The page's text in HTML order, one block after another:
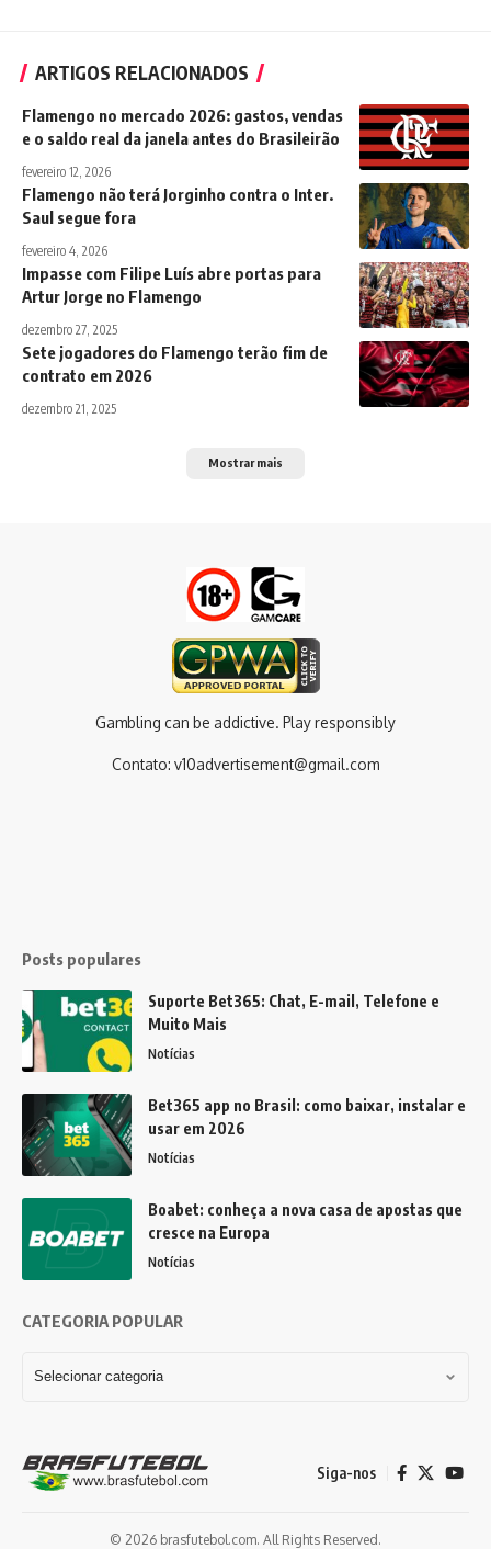
ARTIGOS RELACIONADOS
Flamengo no mercado 2026: gastos, vendas
e o saldo real da janela antes do Brasileirão
fevereiro 12, 2026
Flamengo não terá Jorginho contra o Inter.
Saul segue fora
fevereiro 4, 2026
Impasse com Filipe Luís abre portas para
Artur Jorge no Flamengo
dezembro 27, 2025
Sete jogadores do Flamengo terão fim de
contrato em 2026
dezembro 21, 2025
Mostrar mais
Gambling can be addictive. Play responsibly
Contato: v10advertisement@gmail.com
Posts populares
Suporte Bet365: Chat, E-mail, Telefone e
Muito Mais
Notícias
Bet365 app no Brasil: como baixar, instalar e
usar em 2026
Notícias
Boabet: conheça a nova casa de apostas que
cresce na Europa
Notícias
CATEGORIA POPULAR
Siga-nos
© 2026 brasfutebol.com. All Rights Reserved.